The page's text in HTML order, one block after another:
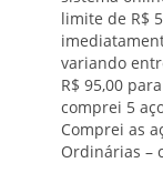
limite de R$
variando
R$ 95,00
comprei 5
Comprei as
Ordinárias –